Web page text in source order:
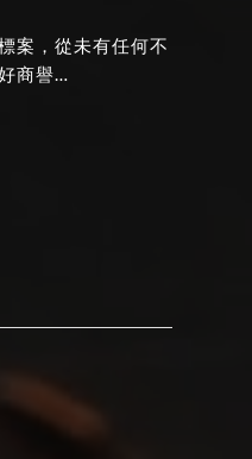
案，從未有任何不
商譽…